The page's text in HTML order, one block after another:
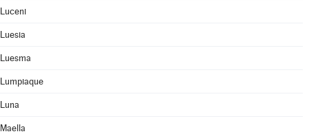
Luceni
Luesia
Luesma
Lumpiaque
Luna
Maella